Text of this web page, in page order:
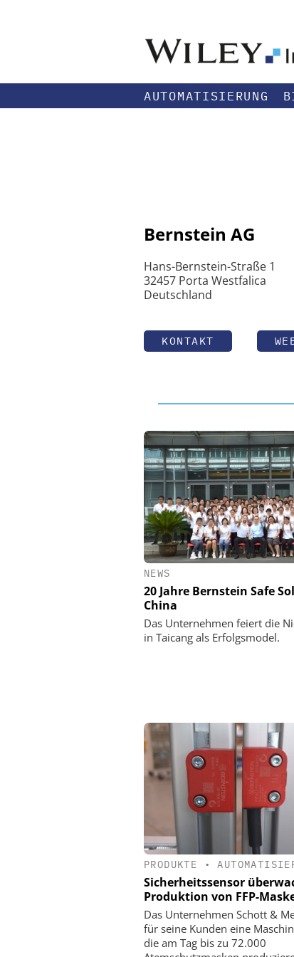
AUTOMATISIERUNG
Bernstein AG
Hans-Bernstein-Straße 1
32457 Porta Westfalica
Deutschland
KONTAKT
NEWS
20 Jahre Bernstein Safe
China
Das Unternehmen feiert die
in Taicang als Erfolgsmodel.
PRODUKTE •
Sicherheitssensor
Produktion von FFP-
Das Unternehmen Schott &
für seine Kunden eine
die am Tag bis zu 72.000